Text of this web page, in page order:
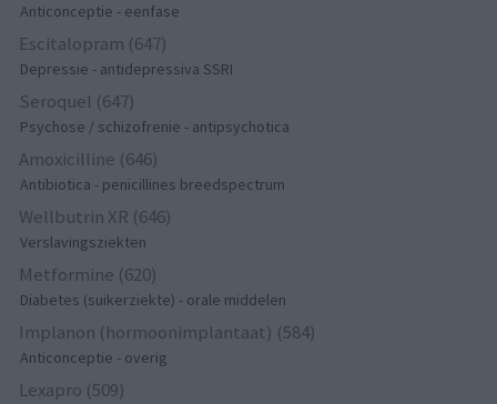
Anticonceptie - eenfase
Escitalopram (647)
Depressie - antidepressiva SSRI
Seroquel (647)
Psychose / schizofrenie - antipsychotica
Amoxicilline (646)
Antibiotica - penicillines breedspectrum
Wellbutrin XR (646)
Verslavingsziekten
Metformine (620)
Diabetes (suikerziekte) - orale middelen
Implanon (hormoonimplantaat) (584)
Anticonceptie - overig
Lexapro (509)